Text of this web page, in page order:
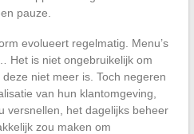
pauze.
evolueert regelmatig. Menu’s
Het is niet ongebruikelijk om
niet meer is. Toch negeren
van hun klantomgeving,
versnellen, het dagelijks beheer
zou maken om